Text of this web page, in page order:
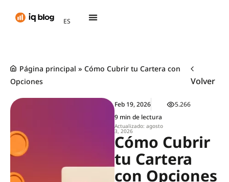
ES
TH
Página principal » Cómo Cubrir tu Cartera con
Opciones
Volver
Feb 19, 2026
9 min de lectura
Actualizado: agosto
3, 2026
5.266
Cómo Cubrir
tu Cartera
con Opciones